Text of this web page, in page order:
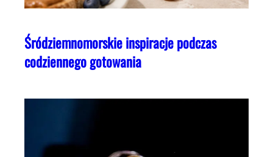
Śródziemnomorskie inspiracje podczas
codziennego gotowania